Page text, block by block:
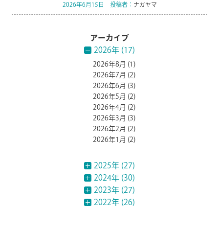
2026年6月15日 投稿者： ナガヤマ
アーカイブ
2026年 (17)
2026年8月 (1)
2026年7月 (2)
2026年6月 (3)
2026年5月 (2)
2026年4月 (2)
2026年3月 (3)
2026年2月 (2)
2026年1月 (2)
2025年 (27)
2024年 (30)
2023年 (27)
2022年 (26)